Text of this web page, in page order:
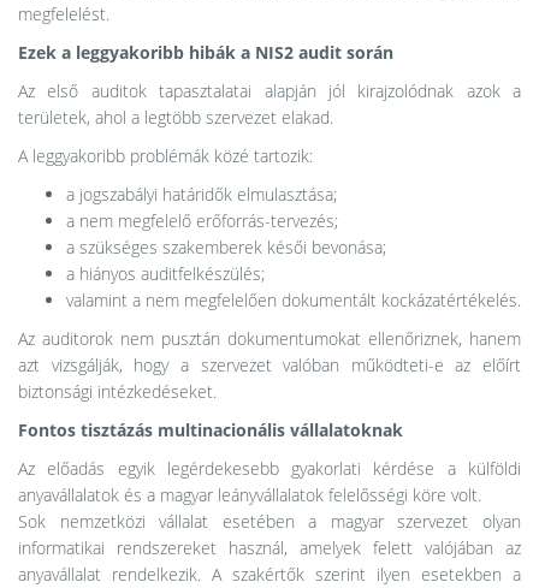
megfelelést.
Ezek a leggyakoribb hibák a NIS2 audit során
Az első auditok tapasztalatai alapján jól kirajzolódnak azok a
területek, ahol a legtöbb szervezet elakad.
A leggyakoribb problémák közé tartozik:
a jogszabályi határidők elmulasztása;
a nem megfelelő erőforrás-tervezés;
a szükséges szakemberek késői bevonása;
a hiányos auditfelkészülés;
valamint a nem megfelelően dokumentált kockázatértékelés.
Az auditorok nem pusztán dokumentumokat ellenőriznek, hanem
azt vizsgálják, hogy a szervezet valóban működteti-e az előírt
biztonsági intézkedéseket.
Fontos tisztázás multinacionális vállalatoknak
Az előadás egyik legérdekesebb gyakorlati kérdése a külföldi
anyavállalatok és a magyar leányvállalatok felelősségi köre volt.
Sok nemzetközi vállalat esetében a magyar szervezet olyan
informatikai rendszereket használ, amelyek felett valójában az
anyavállalat rendelkezik. A szakértők szerint ilyen esetekben a